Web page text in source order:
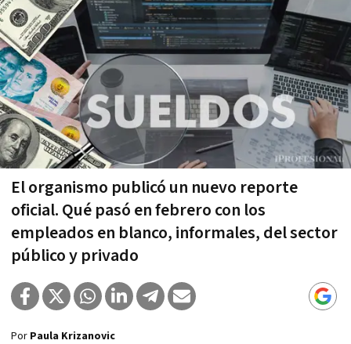
El organismo publicó un nuevo reporte
oficial. Qué pasó en febrero con los
empleados en blanco, informales, del sector
público y privado
Por Paula Krizanovic